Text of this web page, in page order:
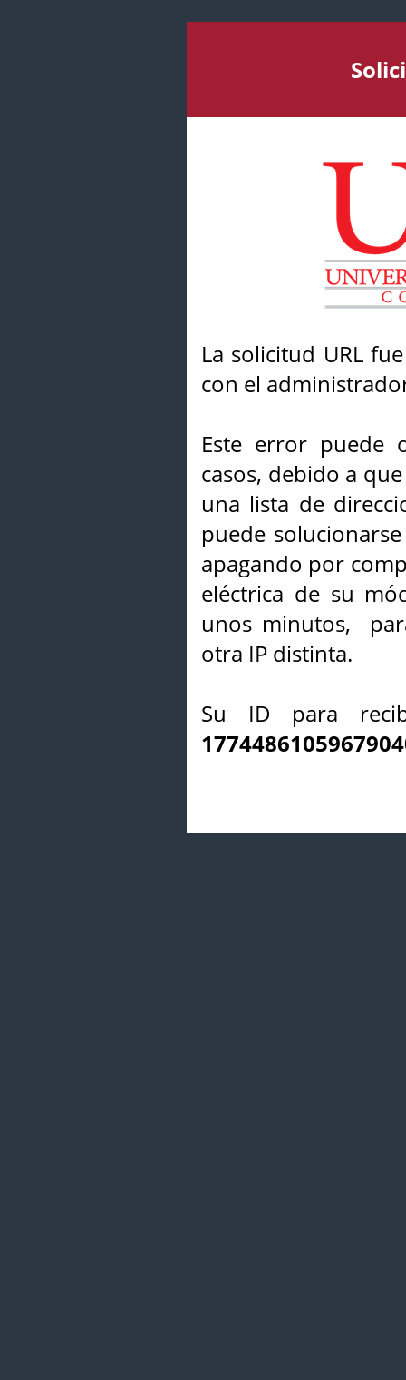
La solicitud URL
con el
Este error puede
casos, debido a
una lista de
puede
apagando por
eléctrica de su
unos minutos,
otra IP distinta.
Su ID para